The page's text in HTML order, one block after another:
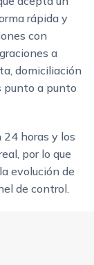
rápida y
con
a
domiciliación
punto a punto
24 horas y los
por lo que
evolución de
de control.